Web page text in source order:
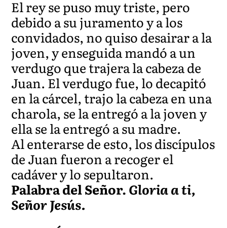
El rey se puso muy triste, pero
debido a su juramento y a los
convidados, no quiso desairar a la
joven, y enseguida mandó a un
verdugo que trajera la cabeza de
Juan. El verdugo fue, lo decapitó
en la cárcel, trajo la cabeza en una
charola, se la entregó a la joven y
ella se la entregó a su madre.
Al enterarse de esto, los discípulos
de Juan fueron a recoger el
cadáver y lo sepultaron.
Palabra del Señor.Gloria a ti,
Señor Jesús.